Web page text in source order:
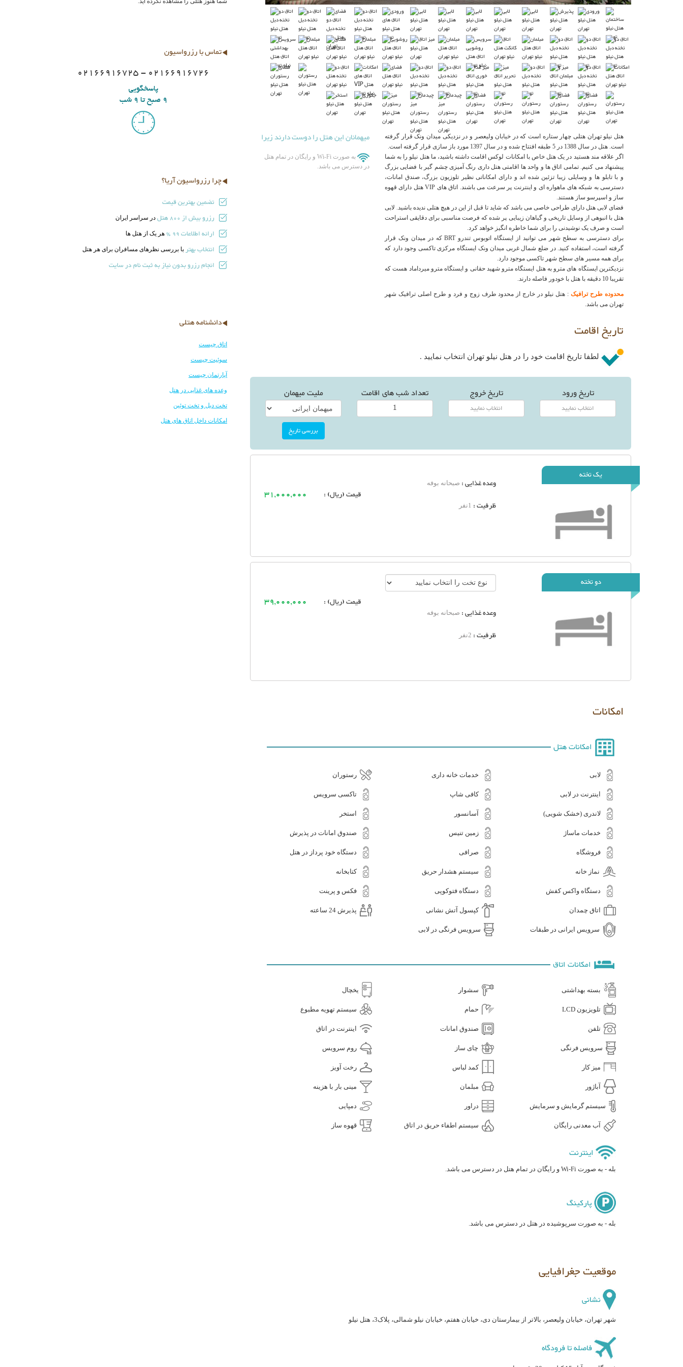
هتل نیلو تهران هتلی چهار ستاره است که در خیابان ولیعصر و در نزدیکی میدان ونک قرار گرفته
است. هتل در سال 1388 در 5 طبقه افتتاح شده و در سال 1397 مورد باز سازی قرار گرفته است.
اگر علاقه مند هستید در یک هتل خاص با امکانات لوکس اقامت داشته باشید، ما هتل نیلو را به شما
پیشنهاد می کنیم. تمامی اتاق ها و واحد ها اقامتی هتل داری رنگ آمیزی چشم گیر با فضایی بزرگ
و با تابلو ها و وسایلی زیبا تزئین شده اند و دارای امکاناتی نظیر تلوزیون بزرگ، صندق امانات،
دسترسی به شبکه های ماهواره ای و اینترنت پر سرعت می باشند. اتاق های VIP هتل دارای قهوه
ساز و اسپرسو ساز هستند.
فضای لابی هتل دارای طراحی خاصی می باشد که شاید تا قبل از این در هیچ هتلی ندیده باشید. لابی
هتل با انبوهی از وسایل تاریخی و گیاهان زیبایی پر شده که فرصت مناسبی برای دقایقی استراحت
است و صرف یک نوشیدنی را برای شما خاطره انگیز خواهد کرد.
برای دسترسی به سطح شهر می توانید از ایستگاه اتوبوس تندرو BRT که در میدان ونک قرار
گرفته است، استفاده کنید. در ضلع شمال غربی میدان ونک ایستگاه مرکزی تاکسی وجود دارد که
برای همه مسیر های سطح شهر تاکسی موجود دارد.
نزدیکترین ایستگاه های مترو به هتل ایستگاه مترو شهید حقانی و ایستگاه مترو میرداماد هست که
تقریبا 10 دقیقه با هتل با خودور فاصله دارند.
محدوده طرح ترافیک: هتل نیلو در خارج از محدود طرف زوج و فرد و طرح اصلی ترافیک شهر
تهران می باشد.
میهمانان این هتل را دوست دارند زیرا
به صورت Wi-Fi و رایگان در تمام هتل
در دسترس می باشد.
تاریخ اقامت
لطفا تاریخ اقامت خود را در هتل نیلو تهران انتخاب نمایید .
تاریخ ورود تاریخ خروج تعداد شب های اقامت ملیت میهمان
یک تخته
وعده غذایی : صبحانه بوفه
ظرفیت : 1نفر
قیمت (ریال) : 31,000,000
دو تخته
وعده غذایی : صبحانه بوفه
ظرفیت : 2نفر
قیمت (ریال) : 39,000,000
امکانات
امکانات هتل
لابی خدمات خانه داری رستوران
اینترنت در لابی کافی شاپ تاکسی سرویس
لاندری (خشک شویی) آسانسور استخر
خدمات ماساژ زمین تنیس صندوق امانات در پذیرش
فروشگاه صرافی دستگاه خود پرداز در هتل
نماز خانه سیستم هشدار حریق کتابخانه
دستگاه واکس کفش دستگاه فتوکوپی فکس و پرینت
اتاق چمدان کپسول آتش نشانی پذیرش 24 ساعته
سرویس ایرانی در طبقات سرویس فرنگی در لابی
امکانات اتاق
بسته بهداشتی سشوار یخچال
تلویزیون LCD حمام سیستم تهویه مطبوع
تلفن صندوق امانات اینترنت در اتاق
سرویس فرنگی چای ساز روم سرویس
میز کار کمد لباس رخت آویز
آباژور مبلمان مینی بار با هزینه
سیستم گرمایش و سرمایش دراور دمپایی
آب معدنی رایگان سیستم اطفاء حریق در اتاق قهوه ساز
اینترنت
بله - به صورت Wi-Fi و رایگان در تمام هتل در دسترس می باشد.
پارکینگ
بله - به صورت سرپوشیده در هتل در دسترس می باشد.
موقعیت جغرافیایی
نشانی
شهر تهران، خیابان ولیعصر، بالاتر از بیمارستان دی، خیابان هفتم، خیابان نیلو شمالی، پلاک3، هتل نیلو
فاصله تا فرودگاه
تماس با رزرواسیون
02166916725 - 02166916726
پاسخگویی
9 صبح تا 9 شب
چرا رزرواسیون آریا؟
تضمین بهترین قیمت
رزرو بیش از 800 هتل در سراسر ایران
ارائه اطلاعات 99 % هر یک از هتل ها
انتخاب بهتر با بررسی نظرهای مسافران برای هر هتل
انجام رزرو بدون نیاز به ثبت نام در سایت
دانشنامه هتلی
اتاق چیست
سوئیت چیست
آپارتمان چیست
وعده های غذایی در هتل
تخت دبل و تخت توئین
امکانات داخل اتاق های هتل